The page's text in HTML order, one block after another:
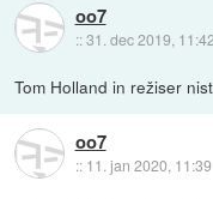
oo7
::31. dec 2019, 11:42
Tom Holland in režiser
oo7
:: 11. jan 2020, 11:39